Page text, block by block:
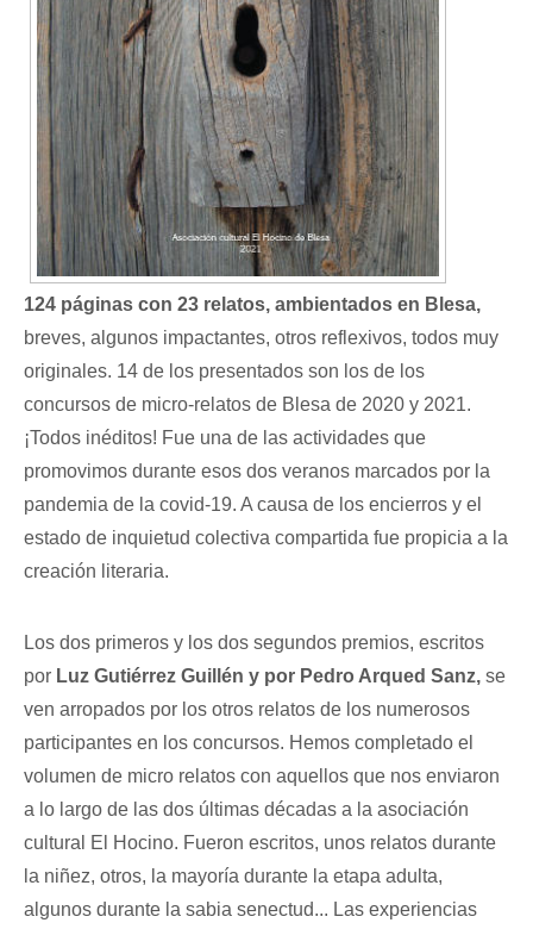
124 páginas con 23 relatos, ambientados en Blesa,
breves, algunos impactantes, otros reflexivos, todos muy
originales. 14 de los presentados son los de los
concursos de micro-relatos de Blesa de 2020 y 2021.
¡Todos inéditos! Fue una de las actividades que
promovimos durante esos dos veranos marcados por la
pandemia de la covid-19. A causa de los encierros y el
estado de inquietud colectiva compartida fue propicia a la
creación literaria.
Los dos primeros y los dos segundos premios, escritos
por Luz Gutiérrez Guillén y por Pedro Arqued Sanz, se
ven arropados por los otros relatos de los numerosos
participantes en los concursos. Hemos completado el
volumen de micro relatos con aquellos que nos enviaron
a lo largo de las dos últimas décadas a la asociación
cultural El Hocino. Fueron escritos, unos relatos durante
la niñez, otros, la mayoría durante la etapa adulta,
algunos durante la sabia senectud... Las experiencias